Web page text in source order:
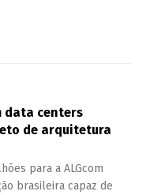
data centers
de arquitetura
para a ALGcom
brasileira capaz de